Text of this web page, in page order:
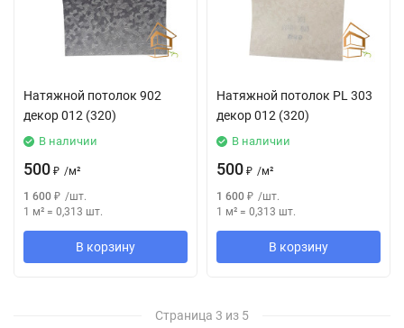
Натяжной потолок 902
декор 012 (320)
В наличии
500 ₽ /м²
1 600 ₽ /шт.
1 м² = 0,313 шт.
В корзину
Натяжной потолок РL 303
декор 012 (320)
В наличии
500 ₽ /м²
1 600 ₽ /шт.
1 м² = 0,313 шт.
В корзину
Страница 3 из 5